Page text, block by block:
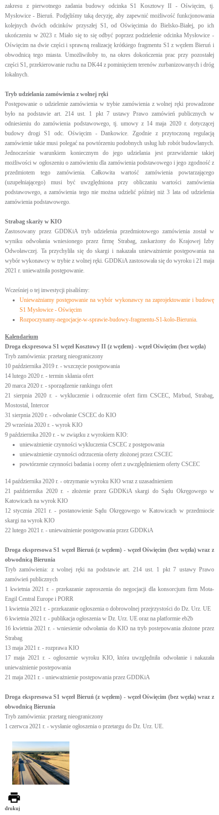
zakresu z pierwotnego zadania budowy odcinka S1 Kosztowy II - Oświęcim, tj.
Mysłowice - Bieruń. Podjęliśmy taką decyzję, aby zapewnić możliwość funkcjonowania
kolejnych dwóch odcinków przyszłej S1, od Oświęcimia do Bielsko-Białej, po ich
ukończeniu w 2023 r. Miało się to się odbyć poprzez podzielenie odcinka Mysłowice -
Oświęcim na dwie części i sprawną realizację krótkiego fragmentu S1 z węzłem Bieruń i
obwodnicą tego miasta. Umożliwiłoby to, na okres dokończenia prac przy pozostałej
części S1, przekierowanie ruchu na DK44 z pominięciem terenów zurbanizowanych i dróg
lokalnych.
Tryb udzielania zamówienia z wolnej ręki
Postępowanie o udzielenie zamówienia w trybie zamówienia z wolnej ręki prowadzone
było na podstawie art. 214 ust. 1 pkt 7 ustawy Prawo zamówień publicznych w
odniesieniu do zamówienia podstawowego, tj. umowy z 14 maja 2020 r. dotyczącej
budowy drogi S1 odc. Oświęcim - Dankowice. Zgodnie z przytoczoną regulacją
zamówienie takie musi polegać na powtórzeniu podobnych usług lub robót budowlanych.
Jednocześnie warunkiem koniecznym do jego udzielania jest przewidzenie takiej
możliwości w ogłoszeniu o zamówieniu dla zamówienia podstawowego i jego zgodność z
przedmiotem tego zamówienia. Całkowita wartość zamówienia powtarzającego
(uzupełniającego) musi być uwzględniona przy obliczaniu wartości zamówienia
podstawowego, a zamówienia tego nie można udzielić później niż 3 lata od udzielenia
zamówienia podstawowego.
Strabag skarży w KIO
Zastosowany przez GDDKiA tryb udzielenia przedmiotowego zamówienia został w
wyniku odwołania wniesionego przez firmę Strabag, zaskarżony do Krajowej Izby
Odwoławczej. Ta przychyliła się do skargi i nakazała unieważnienie postępowania na
wybór wykonawcy w trybie z wolnej ręki. GDDKiA zastosowała się do wyroku i 21 maja
2021 r. unieważniła postępowanie.
Wcześniej o tej inwestycji pisaliśmy:
Unieważniamy postępowanie na wybór wykonawcy na zaprojektowanie i budowę
S1 Mysłowice - Oświęcim
Rozpoczynamy-negocjacje-w-sprawie-budowy-fragmentu-S1-kolo-Bierunia.
Kalendarium
Droga ekspresowa S1 węzeł Kosztowy II (z węzłem) - węzeł Oświęcim (bez węzła)
Tryb zamówienia: przetarg nieograniczony
10 października 2019 r. - wszczęcie postępowania
14 lutego 2020 r. - termin skłania ofert
20 marca 2020 r. - sporządzenie rankingu ofert
21 sierpnia 2020 r. - wykluczenie i odrzucenie ofert firm CSCEC, Mirbud, Strabag,
Mostostal, Intercor
31 sierpnia 2020 r. - odwołanie CSCEC do KIO
29 września 2020 r. - wyrok KIO
9 października 2020 r. - w związku z wyrokiem KIO:
unieważnienie czynności wykluczenia CSCEC z postępowania
unieważnienie czynności odrzucenia oferty złożonej przez CSCEC
powtórzenie czynności badania i oceny ofert z uwzględnieniem oferty CSCEC
14 października 2020 r. - otrzymanie wyroku KIO wraz z uzasadnieniem
21 października 2020 r. - złożenie przez GDDKiA skargi do Sądu Okręgowego w
Katowicach na wyrok KIO
12 stycznia 2021 r. - postanowienie Sądu Okręgowego w Katowicach w przedmiocie
skargi na wyrok KIO
22 lutego 2021 r. - unieważnienie postępowania przez GDDKiA
Droga ekspresowa S1 węzeł Bieruń (z węzłem) - węzeł Oświęcim (bez węzła) wraz z
obwodnicą Bierunia
Tryb zamówienia: z wolnej ręki na podstawie art. 214 ust. 1 pkt 7 ustawy Prawo
zamówień publicznych
1 kwietnia 2021 r. - przekazanie zaproszenia do negocjacji dla konsorcjum firm Mota-
Engil Central Europe i PORR
1 kwietnia 2021 r. - przekazanie ogłoszenia o dobrowolnej przejrzystości do Dz. Urz. UE
6 kwietnia 2021 r. - publikacja ogłoszenia w Dz. Urz. UE oraz na platformie eb2b
16 kwietnia 2021 r. - wniesienie odwołania do KIO na tryb postepowania złożone przez
Strabag
13 maja 2021 r. - rozprawa KIO
17 maja 2021 r. - ogłoszenie wyroku KIO, która uwzględniła odwołanie i nakazała
unieważnienie postepowania
21 maja 2021 r. - unieważnienie postępowania przez GDDKiA
Droga ekspresowa S1 węzeł Bieruń (z węzłem) - węzeł Oświęcim (bez węzła) wraz z
obwodnicą Bierunia
Tryb zamówienia: przetarg nieograniczony
1 czerwca 2021 r. - wysłanie ogłoszenia o przetargu do Dz. Urz. UE.
drukuj